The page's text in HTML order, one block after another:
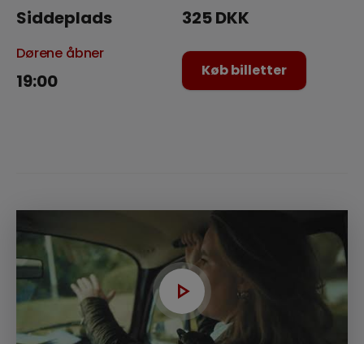
Siddeplads 325 DKK
Dørene åbner
19:00 Køb billetter